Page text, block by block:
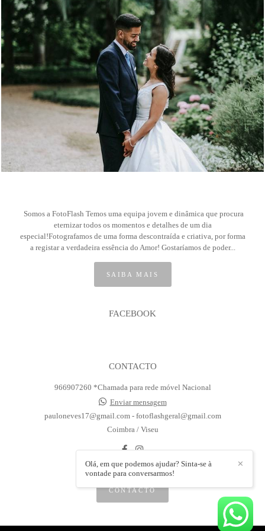
56
Somos a FotoFlash Temos uma equipa jovem e dinâmica que procura
eternizar todos os momentos e detalhes de um dia
especial!Fotografamos de uma forma descontraída e criativa, por forma
a registar a verdadeira essência do Amor! Gostaríamos de poder...
SAIBA MAIS
FACEBOOK
CONTACTO
966907260 *Chamada para rede móvel Nacional
Enviar mensagem
pauloneves17@gmail.com - fotoflashgeral@gmail.com
Coimbra / Viseu
CONTACTO
✕
Olá, em que podemos ajudar? Sinta-se à
vontade para conversarmos!